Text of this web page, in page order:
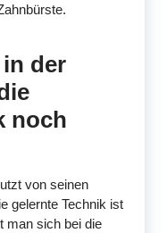
der
noch
von seinen
gelernte Technik ist
man sich bei die